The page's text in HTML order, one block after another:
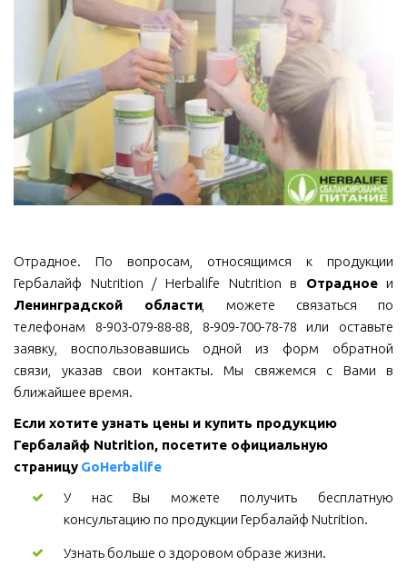
Отрадное. По вопросам, относящимся к продукции
Гербалайф Nutrition / Herbalife Nutrition в Отрадноеи
Ленинградской области, можете связаться по
телефонам 8-903-079-88-88, 8-909-700-78-78 или оставьте
заявку, воспользовавшись одной из форм обратной
связи, указав свои контакты. Мы свяжемся с Вами в
ближайшее время.
Если хотите узнать цены и купить продукцию
Гербалайф Nutrition, посетите официальную
страницу GoHerbalife
У нас Вы можете получить бесплатную
консультацию по продукции Гербалайф Nutrition.
Узнать больше о здоровом образе жизни.